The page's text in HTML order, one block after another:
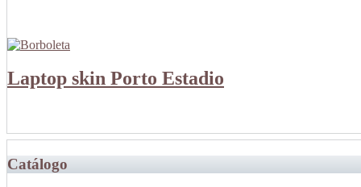
Laptop skin Porto Estadio
Catálogo